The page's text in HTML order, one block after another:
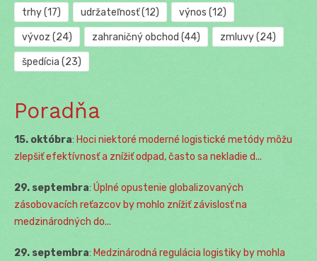
trhy(17) udržateľnosť(12) výnos (12)
vývoz (24) zahraničný obchod (44) zmluvy(24)
špedícia (23)
Poradňa
15. októbra: Hoci niektoré moderné logistické metódy môžu
zlepšiť efektívnosť a znížiť odpad, často sa nekladie d...
29. septembra: Úplné opustenie globalizovaných
zásobovacích reťazcov by mohlo znížiť závislosť na
medzinárodných do...
29. septembra: Medzinárodná regulácia logistiky by mohla